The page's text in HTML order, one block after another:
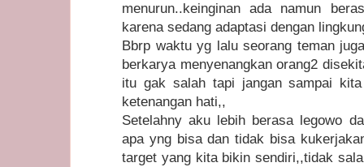
menurun..keinginan ada namun
karena sedang adaptasi dengan
Bbrp waktu yg lalu seorang teman
berkarya menyenangkan orang2
itu gak salah tapi jangan sampai kita
ketenangan hati,,
Setelahny aku lebih berasa legowo
apa yng bisa dan tidak bisa
target yang kita bikin sendiri,,tidak